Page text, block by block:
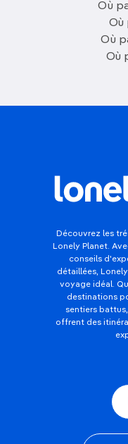
Où
Où
Où
Où
Découvrez les
Lonely Planet.
conseils
détaillées,
voyage idéal.
destinations
sentiers
offrent des